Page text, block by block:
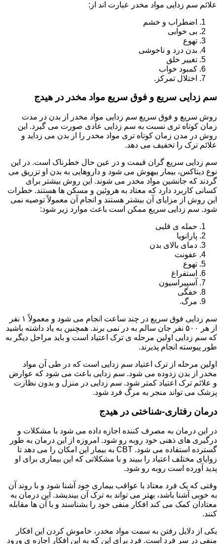
علائم سم زدایی مواد مخدر عبارت اند از:
اضطراب و خشم
بی خوابی
تهوع
بدن درد و ناخوشی
تغییر خلق
کمبود خواب
اختلال تمرکز.
سم زدایی سریع و فوق سریع مواد مخدر در هیدج
روش سریع و فوق سریع سم زدایی مواد مخدر از بدن در مدت
زمان کوتاه تری نسبت به سم زدایی عادی صورت می گیرد. این
روش در مدن زمان کوتاه تری مواد مخدر را از بدن می زداید و
علائم ترک را تخفیف می دهد.
سم زدایی سریع گران قیمت و در عین حال خطرناک است. در این
نوع دیتاکس، بیمار بیهوش می شود و داروهایی به بدن او تزریق می
گردند که جانشین مواد مخدر می شوند. این روش بیشتر برای
کسانی کاربرد دارد که معتاد به هروئین و مسکن ها هستند. خطرات
این روش از مزایای آن بیشتر هستند و انجام آن معمولاً توصیه نمی
شود. سم زدایی سریع ممکن است باعث موارد زیر شود:
حمله ی قلبی
پارانویا
دمای بالای بدن
عفونت
تهوع
استفراغ
آسپیراسیون
خفگی
مرگ.
سم زدایی فوق سریع در چند ساعت انجام می شود و معمولاً ۱ نفر
از هر ۵۰۰ نفر جان سالم به در نمی برند. همچنین به یاد داشته باشید
که سم زدایی اولین مرحله ی ترک اعتیاد است و باید مراحل دیگر به
طور پیوسته انجام پذیرند.
اولین مرحله از ترک اعتیاد سم زدایی است که در طی آن مواد
مخدر از بدن زدوده می شود. سم زدایی باعث می شود که عوارض
و علائم ترک اعتیاد کمتر شود. سم زدایی در منزل و بدون نظارت
پزشک می تواند منجر به مرگ فرد شود.
درمان رفتاری-شناختی در هیدج
در این درمان به مصرف کننده اجازه داده می شود با مشکلات و
درگیری های ذهنی خود روبه رو شود. امروزه از این درمان به طور
گسترده استفاده می شود. CBT به بیمار این امکان را می دهد تا
زوایای مختلف اعتیاد را ببیند و با مشکلاتی که این بیماری برای او
پدید آورده است روبه رو شود.
وقتی که یک فرد معتاد با عواقب بیماری خود آشنا شود و با روند آن
به خوبی آشنا باشد، بهتر می تواند به ترک آن بیندیشد. این درمان به
معتادان کمک می کند افکار منفی خود را بشناسند و با آن ها مقابله
کنند.
یکی از دلایل رفتن به سمت مواد مخدر، خاموش کردن این افکار
منفی در سر فرد است. فرد برای این که به این افکار اجازه ی ورود